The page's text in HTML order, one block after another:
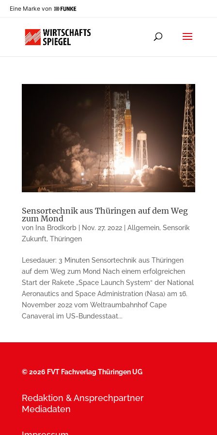
Eine Marke von
Sensortechnik aus Thüringen auf dem Weg
zum Mond
von Ina Brodkorb| Nov. 27, 2022| Allgemein, Sensorik
Zukunft, Thüringen
Lesedauer: 3 Minuten Sensortechnik aus Thüringen
auf dem Weg zum Mond Nach einem erfolgreichen
Start der Rakete „Space Launch System“ der National
Aeronautics and Space Administration (Nasa) am 16.
November 2022 vom Weltraum­bahnhof Cape
Canaveral im US-Bundesstaat...
©2026 FVT Fachverlag Thüringen UG
Redaktion & Ansprechpartner
Mediadaten